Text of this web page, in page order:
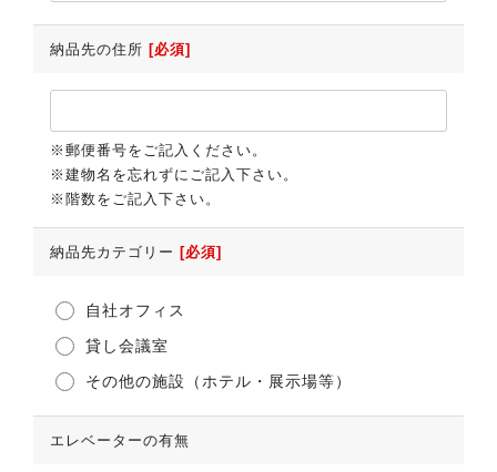
納品先の住所 [必須]
※郵便番号をご記入ください。
※建物名を忘れずにご記入下さい。
※階数をご記入下さい。
納品先カテゴリー [必須]
自社オフィス
貸し会議室
その他の施設（ホテル・展示場等）
エレベーターの有無